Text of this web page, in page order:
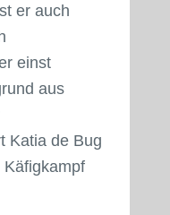
er auch
einst
aus
Katia de Bug